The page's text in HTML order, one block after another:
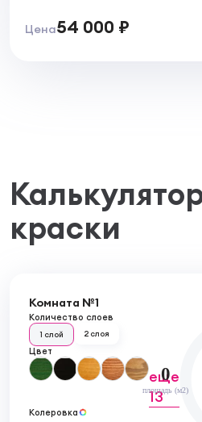
Цена54 000 ₽
краски
Комната №1
Количество слоев
1 слой 2 слоя
Цвет
еще
13
Колеровка
0
площадь (м2)